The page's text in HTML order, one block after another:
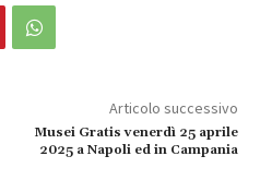
Articolo successivo
Musei Gratis venerdì 25 aprile
2025 a Napoli ed in Campania